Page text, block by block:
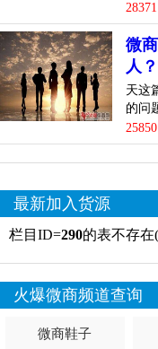
28371
微
人？
天这
的问
25850
最新加入货源
栏目ID=290的表不存
火爆微商频道查询
微商鞋子